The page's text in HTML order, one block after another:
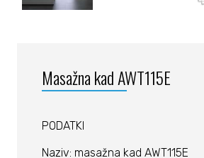
Masažna kad AWT115E
PODATKI
Naziv: masažna kad AWT115E